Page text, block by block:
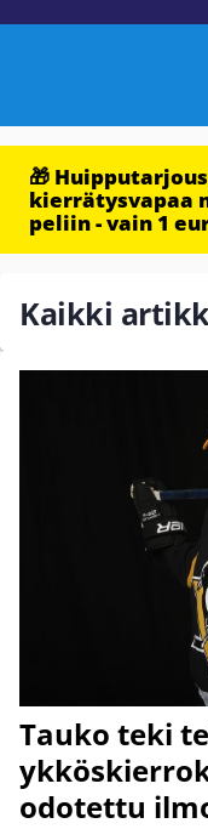
🎁
kierrätysvapaa
peliin - vain 1
Kaikki
Tauko teki
odotettu